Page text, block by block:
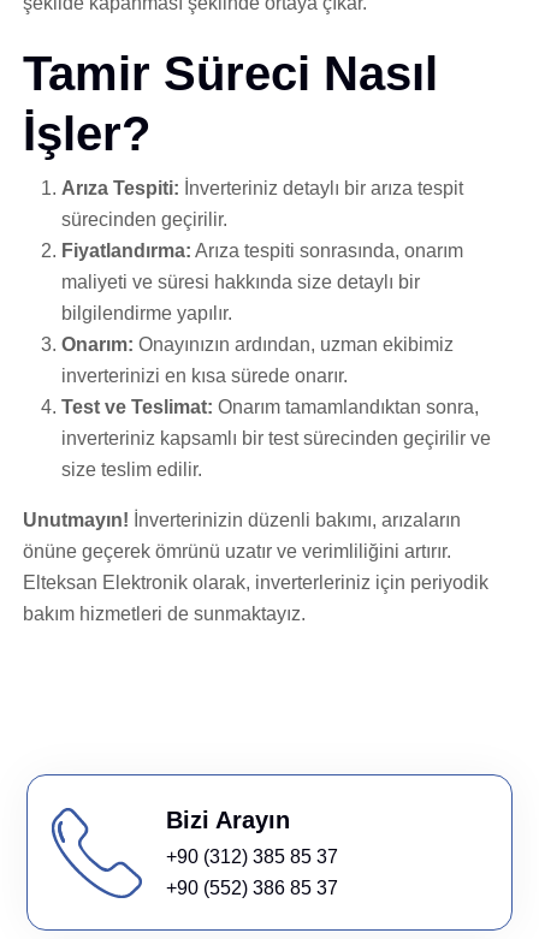
Tamir Süreci Nasıl
İşler?
Arıza Tespiti: İnverteriniz detaylı bir arıza tespit
sürecinden geçirilir.
Fiyatlandırma: Arıza tespiti sonrasında, onarım
maliyeti ve süresi hakkında size detaylı bir
bilgilendirme yapılır.
Onarım: Onayınızın ardından, uzman ekibimiz
inverterinizi en kısa sürede onarır.
Test ve Teslimat: Onarım tamamlandıktan sonra,
inverteriniz kapsamlı bir test sürecinden geçirilir ve
size teslim edilir.
Unutmayın! İnverterinizin düzenli bakımı, arızaların
önüne geçerek ömrünü uzatır ve verimliliğini artırır.
Elteksan Elektronik olarak, inverterleriniz için periyodik
bakım hizmetleri de sunmaktayız.
Bizi Arayın
+90 (312) 385 85 37
+90 (552) 386 85 37